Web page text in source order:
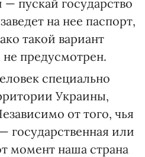
— пускай государство
на нее паспорт,
такой вариант
не предусмотрен.
специально
Украины,
от того, чья
государственная или
момент наша страна